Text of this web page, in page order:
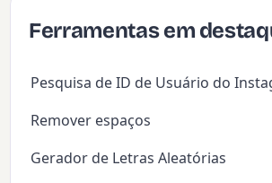
Ferramentas em
Pesquisa de ID de Usuário do
Remover espaços
Gerador de Letras Aleatórias